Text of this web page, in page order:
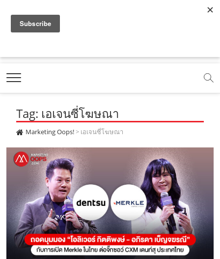
a
e
b
o
o
k
.
c
m
o
t
b
e
.
c
o
m
.
o
e
m
e
t
g
r
a
m
.
c
o
m
t
k
.
c
o
Marketing Oops!
DIGITAL | CREATIVE | ADVERTISING | CAMPAIGN |
Tag: เอเจนซี่โฆษณา
Marketing Oops!> เอเจนซี่โฆษณา